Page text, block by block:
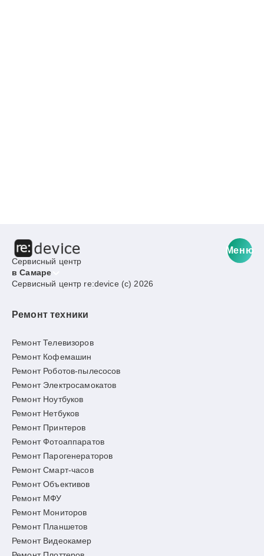
Сервисный центр
в Самаре
Меню
Сервисный центр re:device (c) 2026
Ремонт техники
Ремонт Телевизоров
Ремонт Кофемашин
Ремонт Роботов-пылесосов
Ремонт Электросамокатов
Ремонт Ноутбуков
Ремонт Нетбуков
Ремонт Принтеров
Ремонт Фотоаппаратов
Ремонт Парогенераторов
Ремонт Смарт-часов
Ремонт Объективов
Ремонт МФУ
Ремонт Мониторов
Ремонт Планшетов
Ремонт Видеокамер